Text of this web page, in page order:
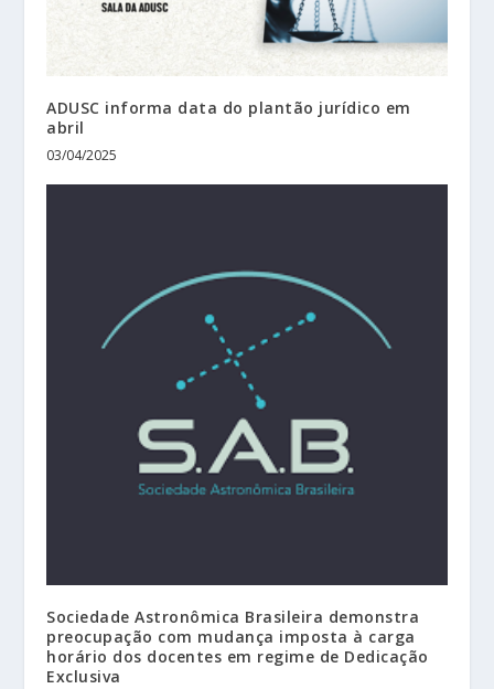
ADUSC informa data do plantão jurídico em
abril
03/04/2025
Sociedade Astronômica Brasileira demonstra
preocupação com mudança imposta à carga
horário dos docentes em regime de Dedicação
Exclusiva